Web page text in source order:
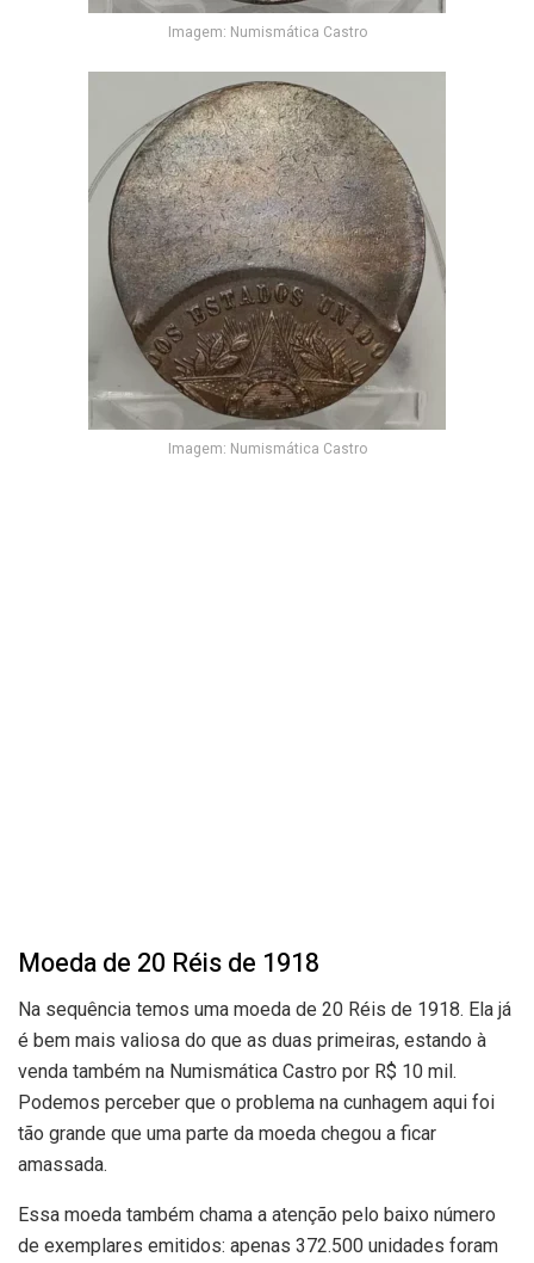
Imagem: Numismática Castro
Imagem: Numismática Castro
Moeda de 20 Réis de 1918
Na sequência temos uma moeda de 20 Réis de 1918. Ela já
é bem mais valiosa do que as duas primeiras, estando à
venda também na Numismática Castro por R$ 10 mil.
Podemos perceber que o problema na cunhagem aqui foi
tão grande que uma parte da moeda chegou a ficar
amassada.
Essa moeda também chama a atenção pelo baixo número
de exemplares emitidos: apenas 372.500 unidades foram